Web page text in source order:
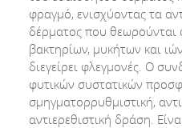
φραγμό, ενισχύοντας τα
δέρματος που θεωρούνται
βακτηρίων, μυκήτων και
διεγείρει φλεγμονές. Ο
φυτικών συστατικών
σμηγματορρυθμιστική,
αντιερεθιστική δράση.